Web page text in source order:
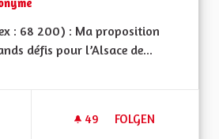
: 68 200) : Ma proposition
défis pour l’Alsace de...
49 49 FOLLOWER
FOLGEN
ACTIVITÉS